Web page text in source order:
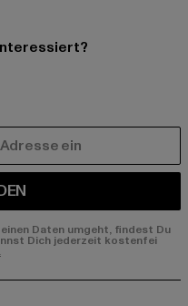
Daten umgeht, findest Du
Dich jederzeit kostenfei